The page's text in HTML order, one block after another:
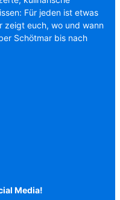
Für jeden ist etwas
zeigt euch, wo und wann
Schötmar bis nach
Media!